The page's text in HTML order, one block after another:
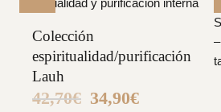
Colección
espiritualidad/purificación
Lauh
42,70€
El
34,90€El